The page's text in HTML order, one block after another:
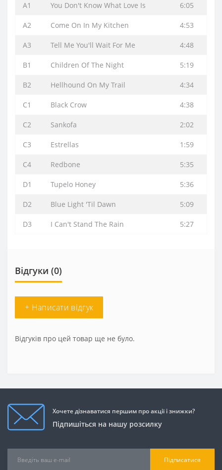
A1 You Don't Know What Love Is 6:05
A2 Come On In My Kitchen 4:53
A3 Tell Me You'll Wait For Me 4:48
B1 Children Of The Night 5:19
B2 Hellhound On My Trail 4:34
C1 Black Crow 4:38
C2 Sankofa 2:02
C3 Estrellas 1:59
C4 Redbone 5:35
D1 Tupelo Honey 5:36
D2 Blue Light 'Til Dawn 5:09
D3 I Can't Stand The Rain 5:27
Відгуки (0)
+ Написати відгук
Відгуків про цей товар ще не було.
Хочете дізнаватися першим про акції і знижки?
Підпишіться на нашу розсилку
Підписатися